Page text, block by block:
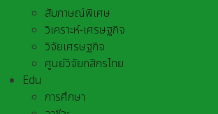
สัมภาษณ์พิเศษ
วิเคราะห์-เศรษฐกิจ
วิจัยเศรษฐกิจ
ศูนย์วิจัยกสิกรไทย
Edu
การศึกษา